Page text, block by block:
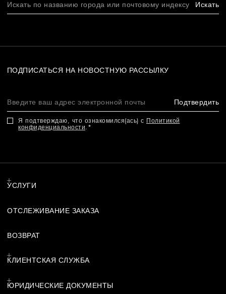
Искать
ПОДПИСАТЬСЯ НА НОВОСТНУЮ РАССЫЛКУ
Подтвердить
Я подтверждаю, что ознакомился(ась) с Политикой
конфиденциальности.
УСЛУГИ
ОТСЛЕЖИВАНИЕ ЗАКАЗА
ВОЗВРАТ
КЛИЕНТСКАЯ СЛУЖБА
ЮРИДИЧЕСКИЕ ДОКУМЕНТЫ